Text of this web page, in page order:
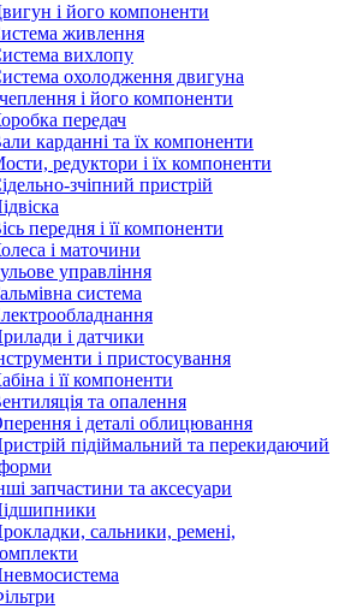
і його компоненти
живлення
вихлопу
охолодження двигуна
і його компоненти
передач
карданні та їх компоненти
редуктори і їх компоненти
зчіпний пристрій
передня і її компоненти
і маточини
управління
система
і датчики
і пристосування
і її компоненти
та опалення
і деталі облицювання
підіймальний та перекидаючий
запчастини та аксесуари
сальники, ремені,